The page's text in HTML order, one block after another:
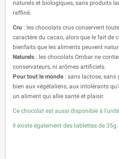
naturels et biologiques, sans produits
raffiné.
Cru : les chocolats crus conservent
caractère du cacao, alors que le fait de
bienfaits que les aliments peuvent
Naturels : les chocolats Ombar ne
conservateurs, ni arômes artificiels.
Pour tout le monde : sans lactose, sans
bien aux végétaliens, aux intolérants
un aliment qui allie santé et plaisir.
Ce chocolat est aussi disponible à
Il existe également des tablettes de 35g.